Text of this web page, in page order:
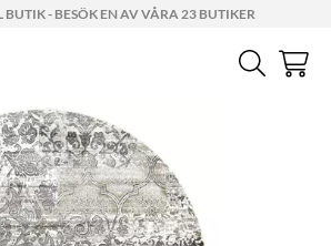
BUTIK - BESÖK EN AV VÅRA 23 BUTIKER